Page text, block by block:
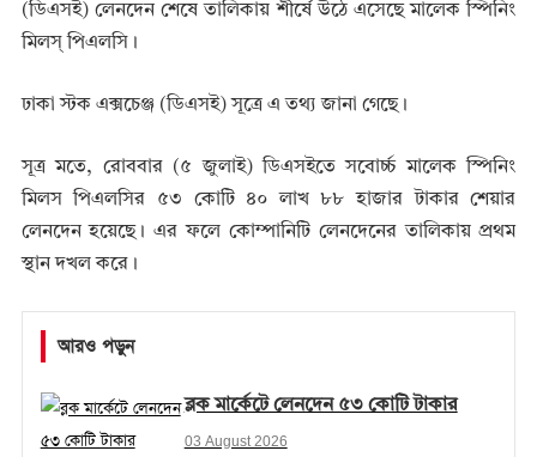
(ডিএসই) লেনদেন শেষে তালিকায় শীর্ষে উঠে এসেছে মালেক স্পিনিং
মিলস্‌ পিএলসি।
ঢাকা স্টক এক্সচেঞ্জ (ডিএসই) সূত্রে এ তথ্য জানা গেছে।
সূত্র মতে, রোববার (৫ জুলাই) ডিএসইতে সবোর্চ্চ মালেক স্পিনিং
মিলস পিএলসির ৫৩ কোটি ৪০ লাখ ৮৮ হাজার টাকার শেয়ার
লেনদেন হয়েছে। এর ফলে কোম্পানিটি লেনদেনের তালিকায় প্রথম
স্থান দখল করে।
আরও পড়ুন
ব্লক মার্কেটে লেনদেন ৫৩ কোটি টাকার
03 August 2026